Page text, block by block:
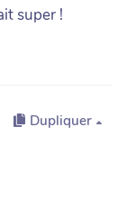
super !
Dupliquer